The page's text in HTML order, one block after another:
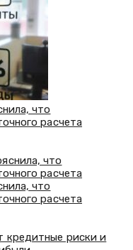
что
расчета
что
расчета